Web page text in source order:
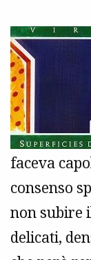
faceva
consenso
non subire
delicati,